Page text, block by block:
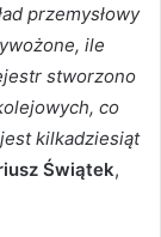
przemysłowy
ile
stworzono
co
kilkadziesiąt
Świątek,